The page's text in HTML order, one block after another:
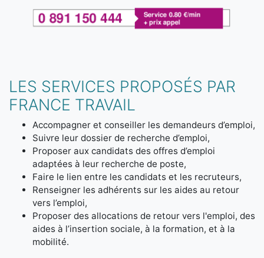
LES SERVICES PROPOSÉS PAR
FRANCE TRAVAIL
Accompagner et conseiller les demandeurs d’emploi,
Suivre leur dossier de recherche d’emploi,
Proposer aux candidats des offres d’emploi
adaptées à leur recherche de poste,
Faire le lien entre les candidats et les recruteurs,
Renseigner les adhérents sur les aides au retour
vers l’emploi,
Proposer des allocations de retour vers l'emploi, des
aides à l’insertion sociale, à la formation, et à la
mobilité.